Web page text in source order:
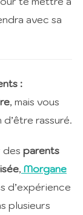
avec sa
:
, mais vous
rassuré.
des parents
, Morgane
d’expérience
plusieurs